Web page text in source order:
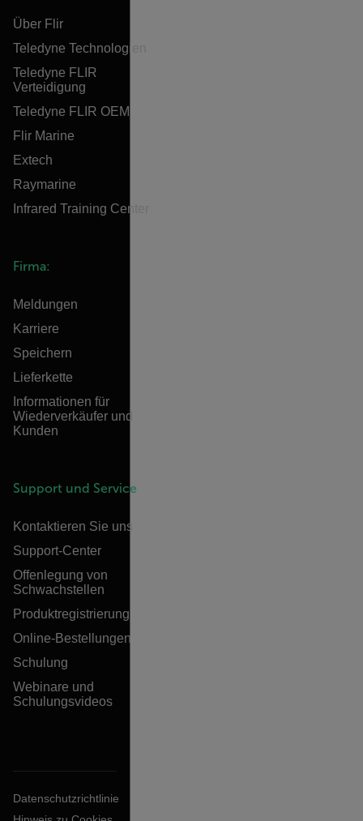
Über Flir
Teledyne Technologien
Teledyne FLIR
Verteidigung
Teledyne FLIR OEM
Flir Marine
Extech
Raymarine
Infrared Training Center
Firma:
Meldungen
Karriere
Speichern
Lieferkette
Informationen für
Wiederverkäufer und
Kunden
Support und Service
Kontaktieren Sie uns
Support-Center
Offenlegung von
Schwachstellen
Produktregistrierung
Online-Bestellungen
Schulung
Webinare und
Schulungsvideos
Datenschutzrichtlinie